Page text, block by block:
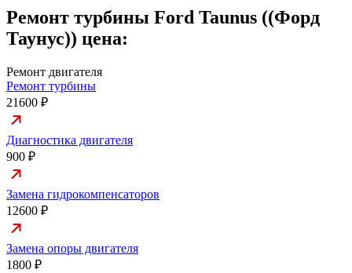
Ремонт турбины Ford Taunus ((Форд
Таунус)) цена:
Ремонт двигателя
Ремонт турбины
21600 ₽
Диагностика двигателя
900 ₽
Замена гидрокомпенсаторов
12600 ₽
Замена опоры двигателя
1800 ₽